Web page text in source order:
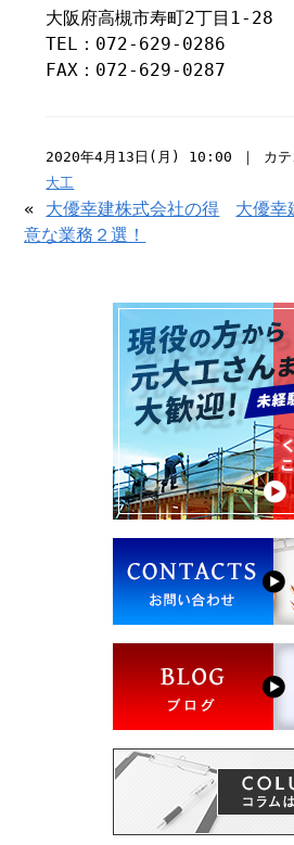
大阪府高槻市寿町2丁目1-28
TEL：072-629-0286
FAX：072-629-0287
2020年4月13日(月) 10:00 ｜ カテ
大工
« 大優幸建株式会社の得
意な業務２選！
大優幸